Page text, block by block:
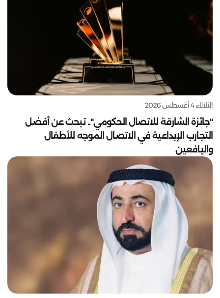
الثلاثاء 4 أغسطس 2026
"جائزة الشارقة للاتصال الحكومي".. تبحث عن أفضل
التجارب الإبداعية في الاتصال الموجه للأطفال
واليافعين